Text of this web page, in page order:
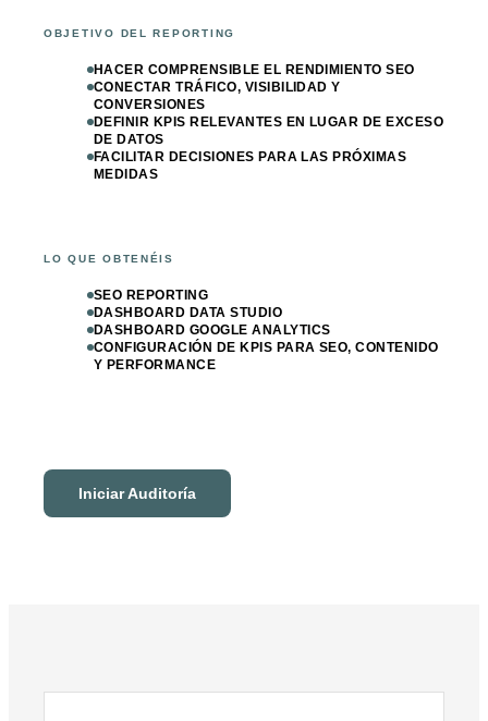
OBJETIVO DEL REPORTING
HACER COMPRENSIBLE EL RENDIMIENTO SEO
CONECTAR TRÁFICO, VISIBILIDAD Y
CONVERSIONES
DEFINIR KPIS RELEVANTES EN LUGAR DE EXCESO
DE DATOS
FACILITAR DECISIONES PARA LAS PRÓXIMAS
MEDIDAS
LO QUE OBTENÉIS
SEO REPORTING
DASHBOARD DATA STUDIO
DASHBOARD GOOGLE ANALYTICS
CONFIGURACIÓN DE KPIS PARA SEO, CONTENIDO
Y PERFORMANCE
Iniciar Auditoría